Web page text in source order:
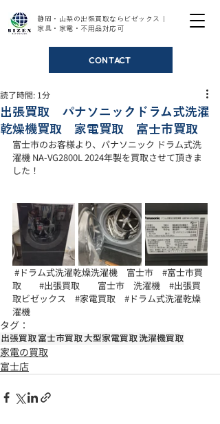
静岡・山梨の出張買取ならビゼックス｜
家具・家電・不用品対応可
CONTACT
出張買取 パナソニックドラム式洗濯
乾燥機買取 家電買取 富士市買取
読了時間: 1分
富士市のお客様より、パナソニック ドラム式洗
濯機 NA-VG2800L 2024年製を買取させて頂きま
した！
#ドラム式洗濯乾燥洗濯機 富士市 #富士市買
取
#出張買取 富士市　洗濯機 #出張買
取ビゼックス
#家電買取
#ドラム式洗濯乾燥
濯機
タグ：
出張買取 富士市買取大型家電買取洗濯機買取
家電の買取
富士店